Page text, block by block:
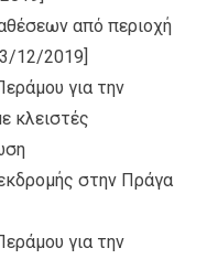
από περιοχή
12/2019]
για την
κλειστές
στην Πράγα
για την